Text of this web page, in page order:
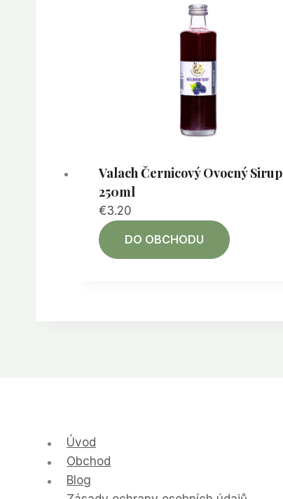
Valach Černicový Ovocný Sirup
250ml
€3.20
DO OBCHODU
Úvod
Obchod
Blog